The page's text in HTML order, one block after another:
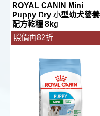
ROYAL CANIN Mini
Puppy Dry 小型幼犬營養
配方乾糧 8kg
照價再82折